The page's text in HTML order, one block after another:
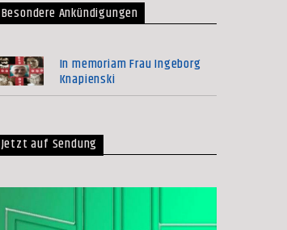
Besondere Ankündigungen
In memoriam Frau Ingeborg
Knapienski
Jetzt auf Sendung